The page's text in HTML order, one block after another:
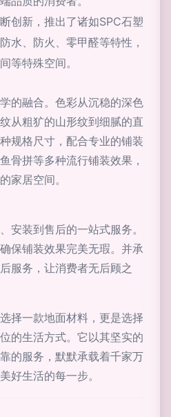
创新，推出了诸如SPC石塑
水、防火、零甲醛等特性，
等特殊空间。
的融合。色彩从沉稳的深色
从粗犷的山形纹到细腻的直
规格尺寸，配合专业的铺装
骨拼等多种流行铺装效果，
家居空间。
安装到售后的一站式服务。
保铺装效果完美无瑕。并承
服务，让消费者无后顾之
择一款地面材料，更是选择
的生活方式。它以其坚实的
的服务，默默承载着千家万
好生活的每一步。